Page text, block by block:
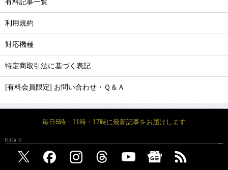
有料記事一覧
利用規約
対応機種
特定商取引法に基づく表記
[有料会員限定] お問い合わせ・Ｑ＆Ａ
毎日6時・11時・17時に最新記事をお届けします
FOLLOW US